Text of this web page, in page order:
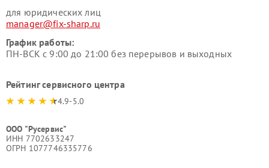
для юридических лиц
manager@fix-sharp.ru
График работы:
ПН-ВСК с 9:00 до 21:00 без перерывов и выходных
Рейтинг сервисного центра
4.9-5.0
ООО "Русервис"
ИНН 7702633247
ОГРН 1077746335776